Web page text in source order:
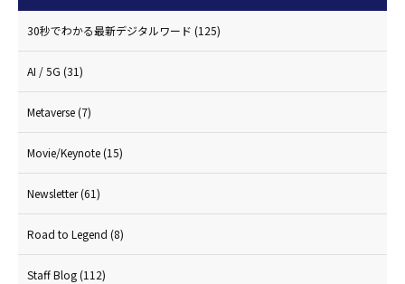
30秒でわかる最新デジタルワード (125)
AI / 5G (31)
Metaverse(7)
Movie/Keynote(15)
Newsletter(61)
Road to Legend (8)
Staff Blog(112)